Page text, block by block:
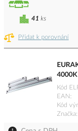
Přidat k porovnání
41 ks
Kód
EAN
Kód
Značka